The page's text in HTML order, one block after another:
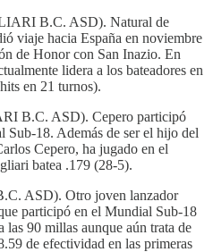
B.C. ASD). Natural de
viaje hacia España en noviembre
de Honor con San Inazio. En
lidera a los bateadores en
en 21 turnos).
B.C. ASD). Cepero participó
18. Además de ser el hijo del
Cepero, ha jugado en el
batea .179 (28-5).
ASD). Otro joven lanzador
participó en el Mundial Sub-18
las 90 millas aunque aún trata de
de efectividad en las primeras